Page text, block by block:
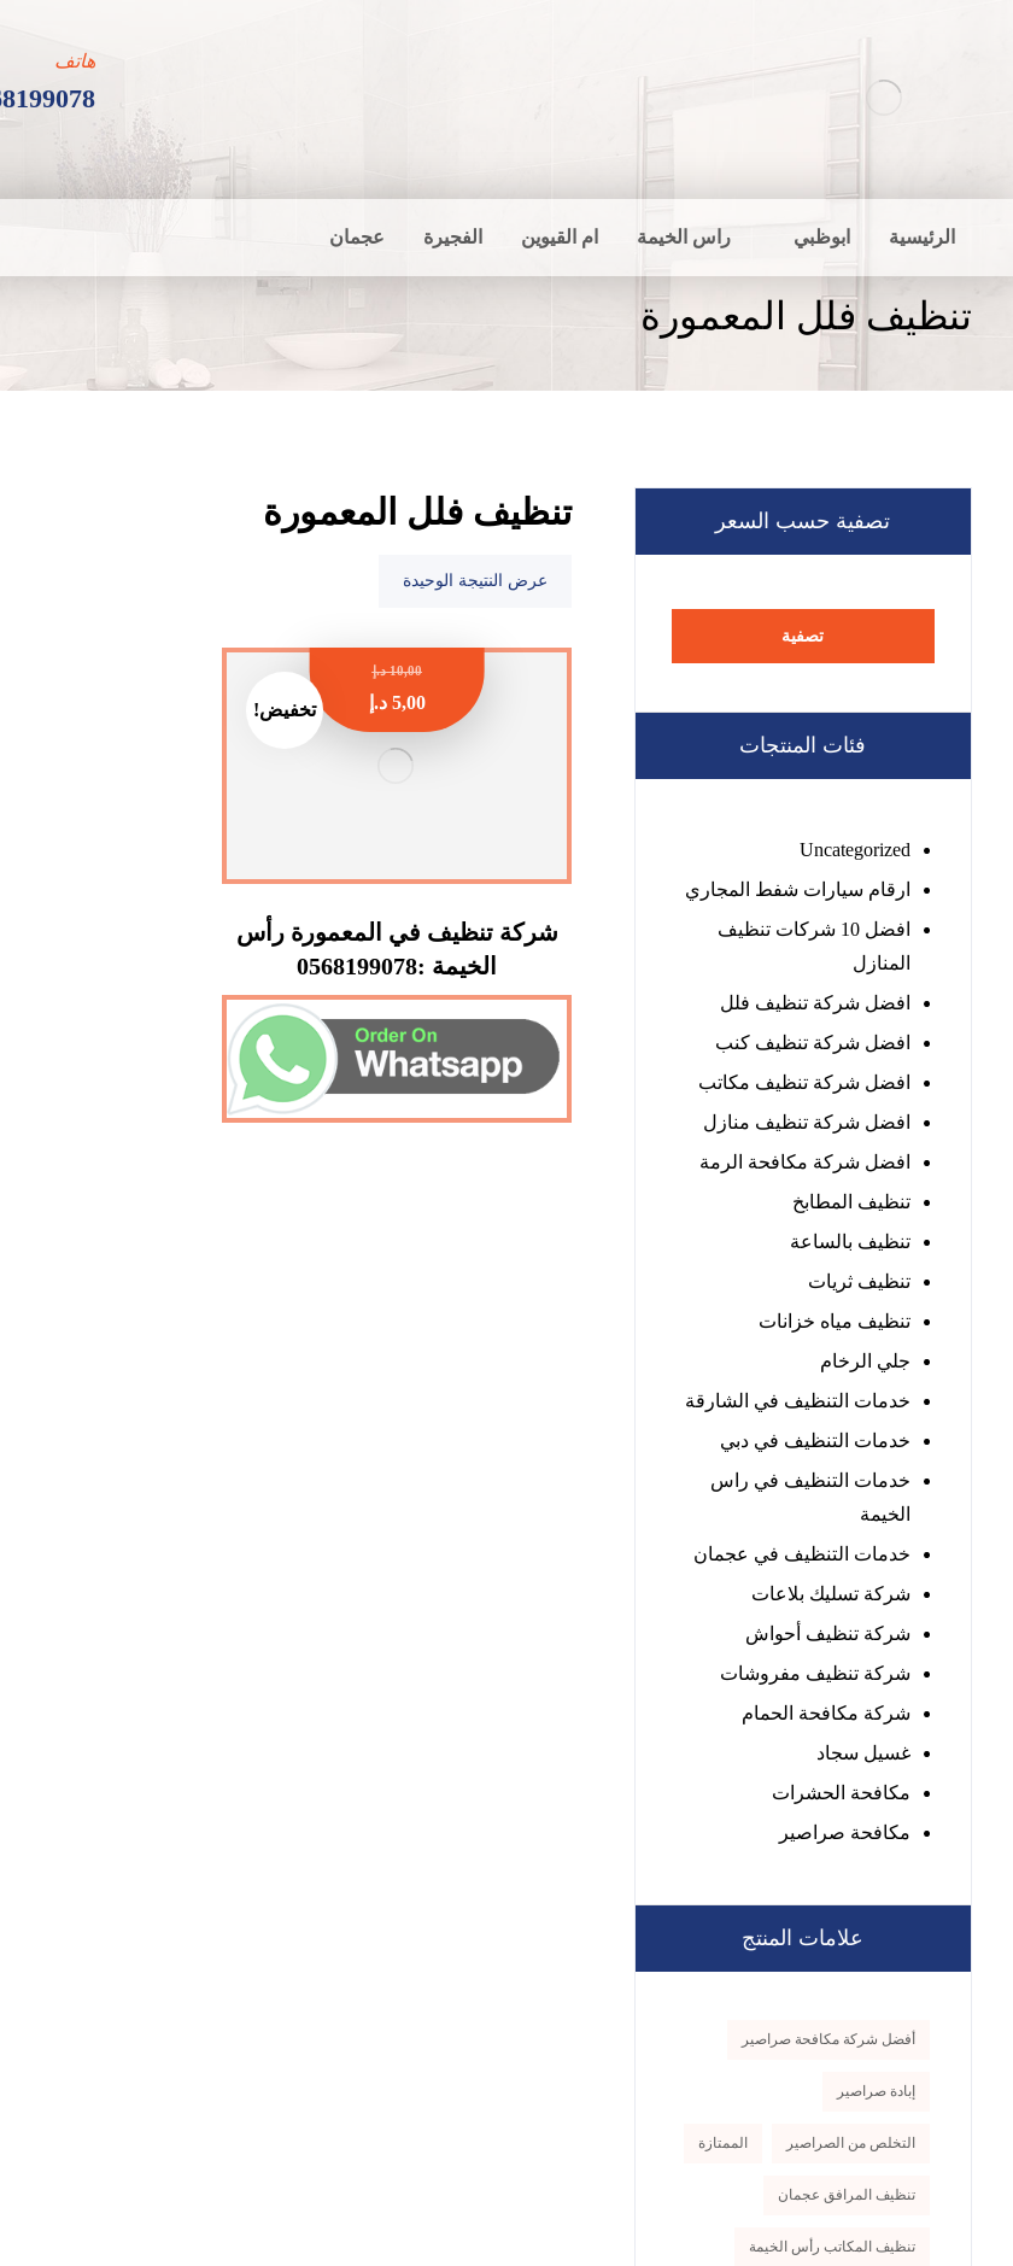
هاتف
الرئيسية ابوظبي راس الخيمة ام القيوين الفجيرة عجمان
تنظيف فلل المعمورة
تنظيف فلل المعمورة
عرض النتيجة الوحيدة
تخفيض!
شركة تنظيف في المعمورة رأس
الخيمة :0568199078
10,00 د.إ
5,00 د.إ
تصفية حسب السعر
تصفية
فئات المنتجات
Uncategorized
ارقام سيارات شفط المجاري
افضل 10 شركات تنظيف
المنازل
افضل شركة تنظيف فلل
افضل شركة تنظيف كنب
افضل شركة تنظيف مكاتب
افضل شركة تنظيف منازل
افضل شركة مكافحة الرمة
تنظيف المطابخ
تنظيف بالساعة
تنظيف ثريات
تنظيف مياه خزانات
جلي الرخام
خدمات التنظيف في الشارقة
خدمات التنظيف في دبي
خدمات التنظيف في راس
الخيمة
خدمات التنظيف في عجمان
شركة تسليك بلاعات
شركة تنظيف أحواش
شركة تنظيف مفروشات
شركة مكافحة الحمام
غسيل سجاد
مكافحة الحشرات
مكافحة صراصير
علامات المنتج
أفضل شركة مكافحة صراصير
إبادة صراصير
التخلص من الصراصير الممتازة
تنظيف المرافق عجمان
تنظيف المكاتب رأس الخيمة